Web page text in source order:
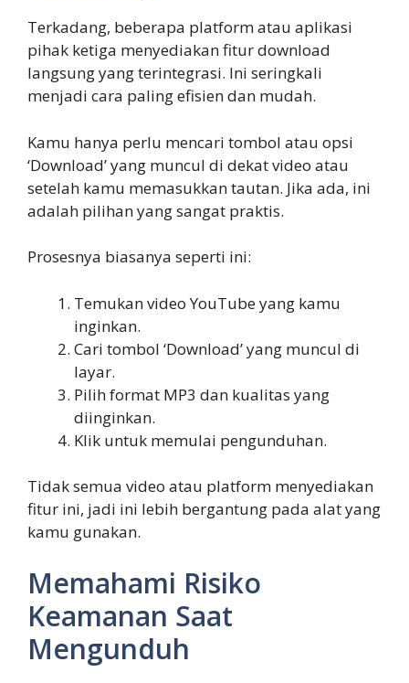
Terkadang, beberapa platform atau aplikasi
pihak ketiga menyediakan fitur download
langsung yang terintegrasi. Ini seringkali
menjadi cara paling efisien dan mudah.
Kamu hanya perlu mencari tombol atau opsi
‘Download’ yang muncul di dekat video atau
setelah kamu memasukkan tautan. Jika ada, ini
adalah pilihan yang sangat praktis.
Prosesnya biasanya seperti ini:
Temukan video YouTube yang kamu
inginkan.
Cari tombol ‘Download’ yang muncul di
layar.
Pilih format MP3 dan kualitas yang
diinginkan.
Klik untuk memulai pengunduhan.
Tidak semua video atau platform menyediakan
fitur ini, jadi ini lebih bergantung pada alat yang
kamu gunakan.
Memahami Risiko
Keamanan Saat
Mengunduh